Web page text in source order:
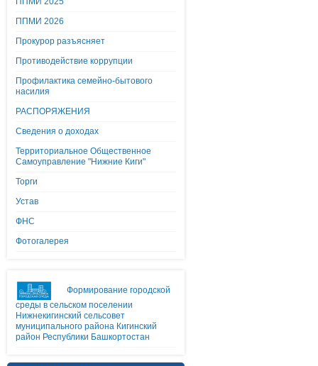
ППМИ 2026
Прокурор разъясняет
Противодействие коррупции
Профилактика семейно-бытового
насилия
РАСПОРЯЖЕНИЯ
Сведения о доходах
Территориальное Общественное
Самоуправление "Нижние Киги"
Торги
Устав
ФНС
Фотогалерея
Формирование городской
среды в сельском поселении
Нижнекигинский сельсовет
муниципального района Кигинский
район Республики Башкортостан